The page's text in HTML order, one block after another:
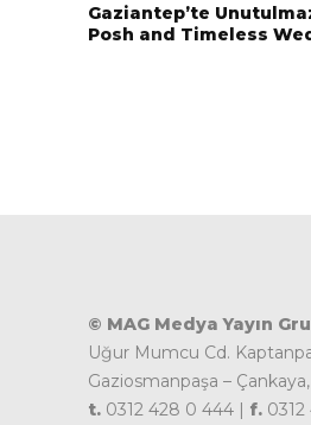
Gaziantep’te
Posh and Timeless
© MAG Medya Yayın
Uğur Mumcu Cd.
Gaziosmanpaşa –
t. 0312 428 0 444 | f.